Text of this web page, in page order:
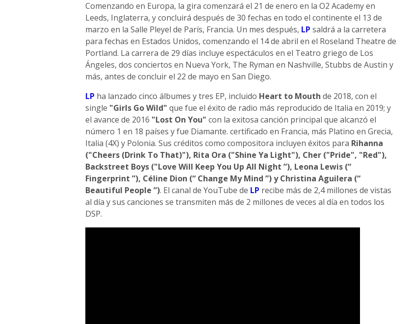
Comenzando en Europa, la gira comenzará el 21 de enero en la O2 Academy en
Leeds, Inglaterra, y concluirá después de 30 fechas en todo el continente el 13 de
marzo en la Salle Pleyel de París, Francia. Un mes después, LP saldrá a la carretera
para fechas en Estados Unidos, comenzando el 14 de abril en el Roseland Theatre de
Portland. La carrera de 29 días incluye espectáculos en el Teatro griego de Los
Ángeles, dos conciertos en Nueva York, The Ryman en Nashville, Stubbs de Austin y
más, antes de concluir el 22 de mayo en San Diego.
LP ha lanzado cinco álbumes y tres EP, incluido Heart to Mouth de 2018, con el
single "Girls Go Wild" que fue el éxito de radio más reproducido de Italia en 2019; y
el avance de 2016 "Lost On You" con la exitosa canción principal que alcanzó el
número 1 en 18 países y fue Diamante. certificado en Francia, más Platino en Grecia,
Italia (4X) y Polonia. Sus créditos como compositora incluyen éxitos para Rihanna
("Cheers (Drink To That)"), Rita Ora ("Shine Ya Light"), Cher ("Pride", "Red"),
Backstreet Boys ("Love Will Keep You Up All Night ”), Leona Lewis (“
Fingerprint ”), Céline Dion (“ Change My Mind ”) y Christina Aguilera (“
Beautiful People ”). El canal de YouTube de LP recibe más de 2,4 millones de vistas
al día y sus canciones se transmiten más de 2 millones de veces al día en todos los
DSP.